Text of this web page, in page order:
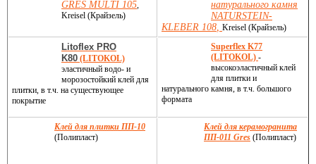
GRES MULTI 105,
Kreisel (Крайзель)
натурального камня
NATURSTEIN-
KLEBER 108, Kreisel (Крайзель)
Litoflex PRO
K80 (LITOKOL)
эластичный водо- и
морозостойкий клей для
плитки, в т.ч. на существующее
покрытие
Superflex K77
(LITOKOL) -
высокоэластичный клей
для плитки и
натурального камня, в т.ч. большого
формата
Клей для плитки ПП-10
(Полипласт)
Клей для керамогранита
ПП-011 Gres (Полипласт)